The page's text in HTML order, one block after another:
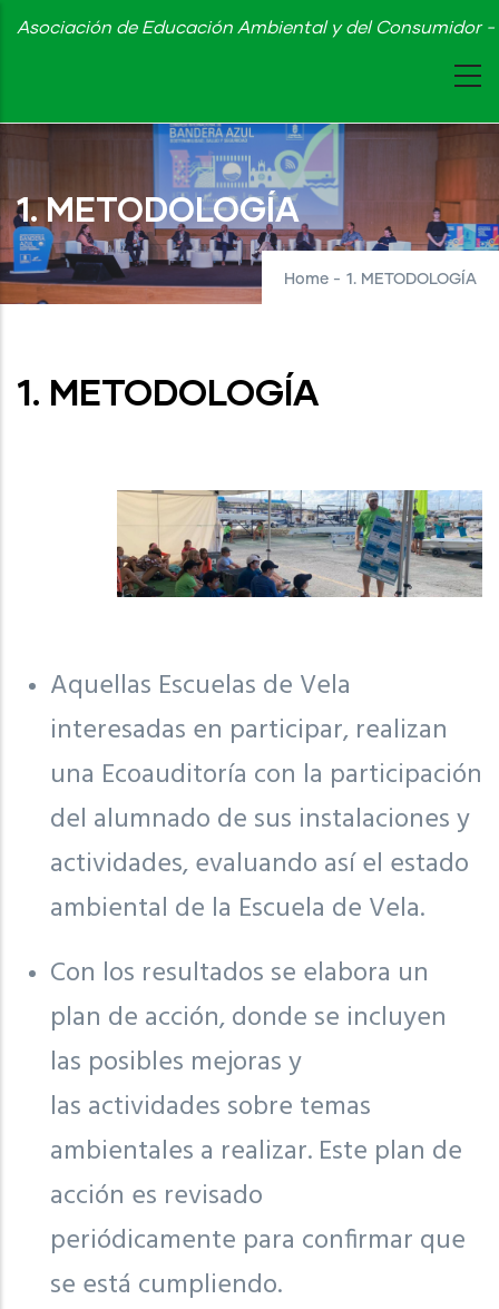
Skip
content
Asociación de Educación Ambiental y del Consumidor
1. METODOLOGÍA
Home - 1. METODOLOGÍA
1. METODOLOGÍA
Aquellas Escuelas de Vela
interesadas en participar, realizan
una Ecoauditoría con la participación
del alumnado de sus instalaciones y
actividades, evaluando así el estado
ambiental de la Escuela de Vela.
Con los resultados se elabora un
plan de acción, donde se incluyen
las posibles mejoras y
las actividades sobre temas
ambientales a realizar. Este plan de
acción es revisado
periódicamente para confirmar que
se está cumpliendo.